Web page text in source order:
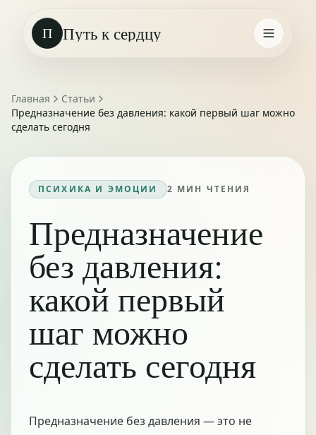
П Путь к сердцу
Главная
Статьи
Предназначение без давления: какой первый шаг можно
сделать сегодня
ПСИХИКА И ЭМОЦИИ 2 МИН ЧТЕНИЯ
Предназначение
без давления:
какой первый
шаг можно
сделать сегодня
Предназначение без давления — это не